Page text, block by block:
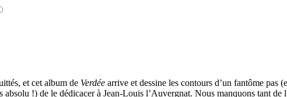
et cet album de Verdée arrive et dessine les contours d’un fantôme pas
!) de le dédicacer à Jean-Louis l’Auvergnat. Nous manquons tant